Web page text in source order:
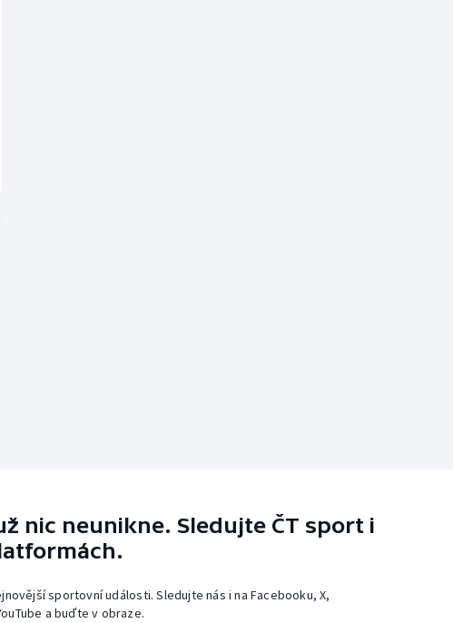
nic neunikne. Sledujte ČT sport i
sportovní události. Sledujte nás i na Facebooku, X,
a buďte v obraze.